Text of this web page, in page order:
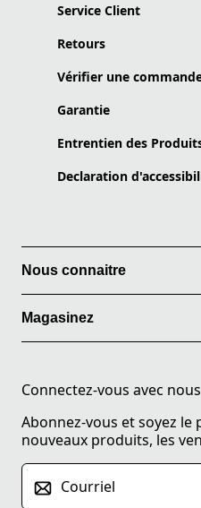
Service Client
Retours
Vérifier une
Garantie
Entrentien des
Declaration
Nous connaitre
Magasinez
Connectez-vous avec nous
Abonnez-vous et soyez
nouveaux produits, les
Courriel